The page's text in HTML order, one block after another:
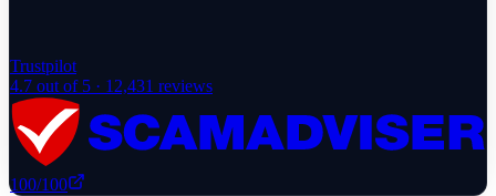
Trustpilot
4.7 out of 5 · 12,431 reviews
100/100